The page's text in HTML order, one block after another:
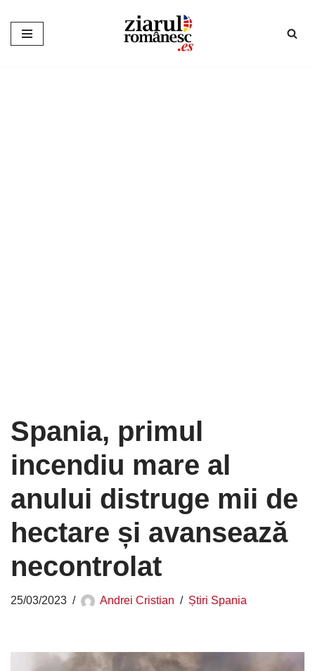
Sari
Spania, primul
incendiu mare al
anului distruge mii de
hectare și avansează
necontrolat
25/03/2023 Andrei Cristian Știri Spania